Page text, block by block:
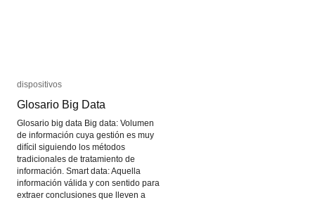
dispositivos
Glosario Big Data
Glosario big data Big data: Volumen
de información cuya gestión es muy
difícil siguiendo los métodos
tradicionales de tratamiento de
información. Smart data: Aquella
información válida y con sentido para
extraer conclusiones que lleven a
dispositivos
Glosario Big Data